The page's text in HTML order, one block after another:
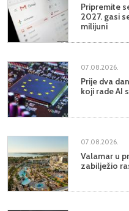
Pripremite
2027. gasi
milijuni
07.08.2026.
Prije dva
koji rade AI
07.08.2026.
Valamar u
zabilježio